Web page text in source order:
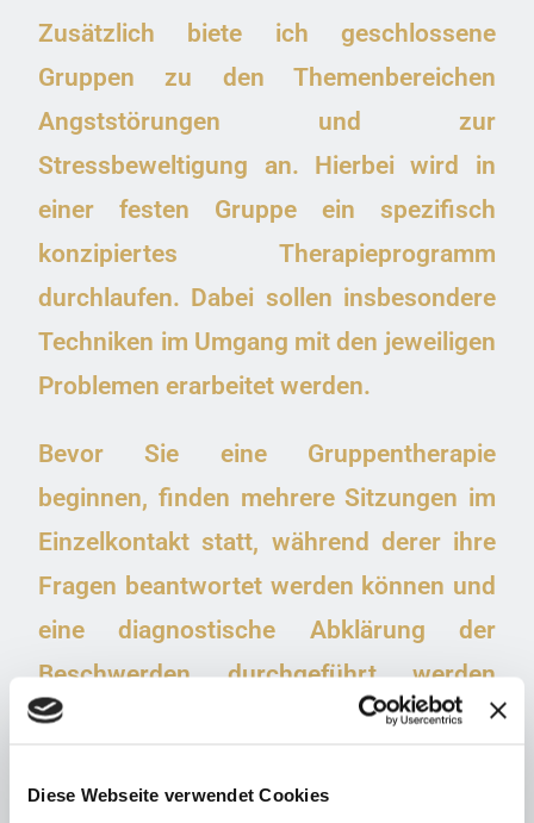
Diese Webseite verwendet Cookies
Zusätzlich biete ich geschlossene
Gruppen zu den Themenbereichen
Angststörungen und zur
Stressbeweltigung an. Hierbei wird in
einer festen Gruppe ein spezifisch
konzipiertes Therapieprogramm
durchlaufen. Dabei sollen insbesondere
Techniken im Umgang mit den jeweiligen
Problemen erarbeitet werden.
Bevor Sie eine Gruppentherapie
beginnen, finden mehrere Sitzungen im
Einzelkontakt statt, während derer ihre
Fragen beantwortet werden können und
eine diagnostische Abklärung der
Beschwerden durchgeführt werden
kann.
aus Einzel- und Gruppentherapie